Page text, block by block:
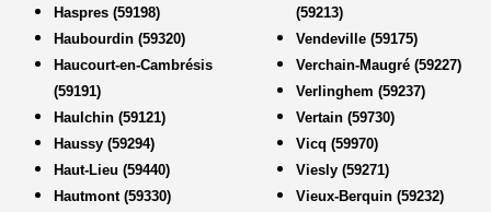
Haspres (59198)
Haubourdin (59320)
Haucourt-en-Cambrésis
(59191)
Haulchin (59121)
Haussy (59294)
Haut-Lieu (59440)
Hautmont (59330)
(59213)
Vendeville (59175)
Verchain-Maugré (59227)
Verlinghem (59237)
Vertain (59730)
Vicq (59970)
Viesly (59271)
Vieux-Berquin (59232)